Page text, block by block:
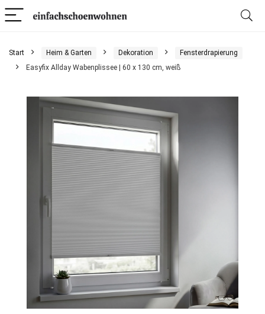
Start Heim & Garten Dekoration
Fensterdrapierung
Easyfix Allday Wabenplissee | 60 x 130 cm, weiß